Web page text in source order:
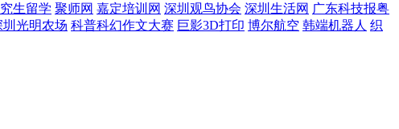
生留学 聚师网 嘉定培训网 深圳观鸟协会 深圳生活网 广东科技报粤
圳光明农场 科普科幻作文大赛 巨影3D打印 博尔航空 韩端机器人 织